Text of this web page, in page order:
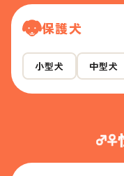
保護犬
小型犬 中型犬